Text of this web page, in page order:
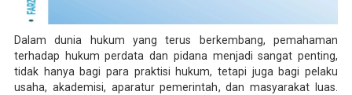
Dalam dunia hukum yang terus berkembang, pemahaman
terhadap hukum perdata dan pidana menjadi sangat penting,
tidak hanya bagi para praktisi hukum, tetapi juga bagi pelaku
usaha, akademisi, aparatur pemerintah, dan masyarakat luas.